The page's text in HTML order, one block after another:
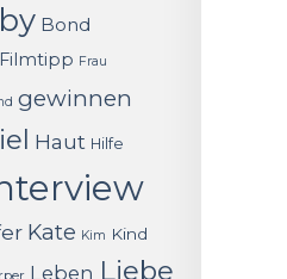
Bond
Filmtipp Frau
gewinnen
Haut Hilfe
Kate Kim Kind
Leben Liebe